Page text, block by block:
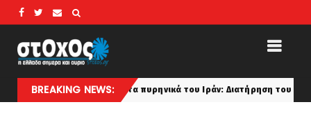
BREAKING NEWS:
για τα πυρηνικά του Ιράν: Διατήρηση του εμπλουτισμένου